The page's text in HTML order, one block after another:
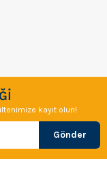
kayıt olun!
Gönder